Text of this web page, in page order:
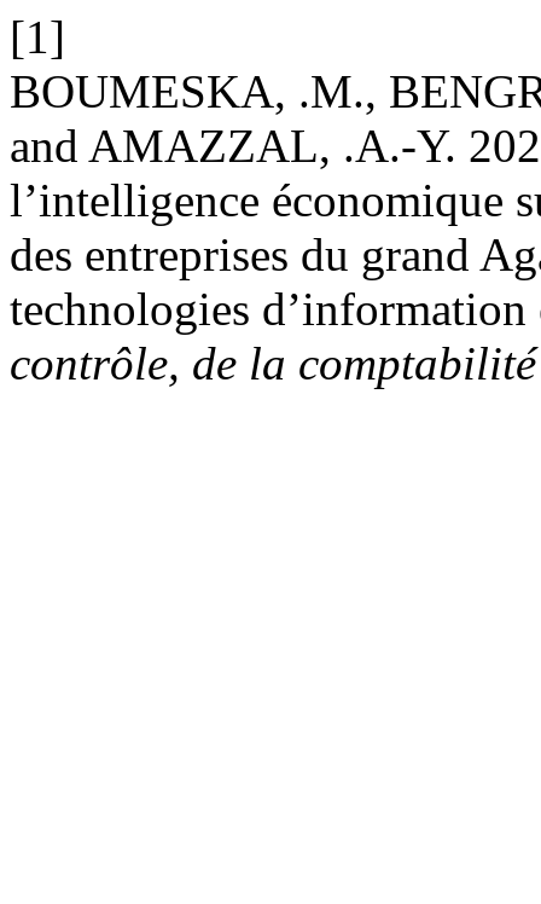
[1]
BOUMESKA, .M.,
and AMAZZAL, .A.-Y.
l’intelligence économique
des entreprises du grand
technologies
contrôle, de la